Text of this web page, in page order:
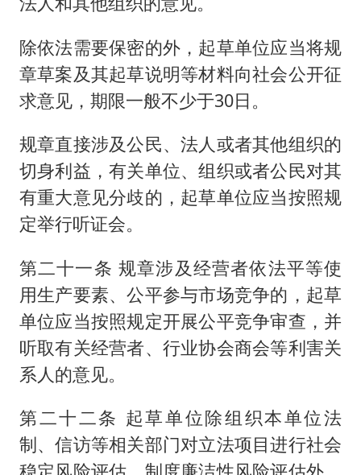
除依法需要保密的外，起草单位应当将规
章草案及其起草说明等材料向社会公开征
求意见，期限一般不少于30日。
规章直接涉及公民、法人或者其他组织的
切身利益，有关单位、组织或者公民对其
有重大意见分歧的，起草单位应当按照规
定举行听证会。
第二十一条 规章涉及经营者依法平等使
用生产要素、公平参与市场竞争的，起草
单位应当按照规定开展公平竞争审查，并
听取有关经营者、行业协会商会等利害关
系人的意见。
第二十二条 起草单位除组织本单位法
制、信访等相关部门对立法项目进行社会